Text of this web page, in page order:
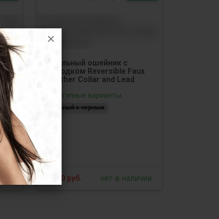
×
Стильный ошейник с
поводком Reversible Faux
Leather Collar and Lead
Доступные варианты:
красный с черным
6430руб. нет в наличии